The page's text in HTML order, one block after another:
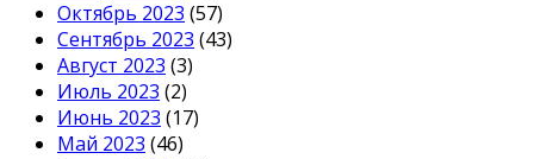
Октябрь 2023 (57)
Сентябрь 2023 (43)
Август 2023 (3)
Июль 2023 (2)
Июнь 2023 (17)
Май 2023 (46)